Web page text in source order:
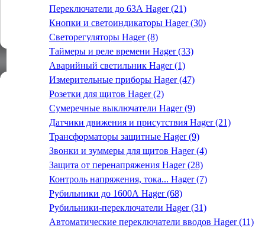
Переключатели до 63А Hager (21)
Кнопки и светоиндикаторы Hager (30)
Светорегуляторы Hager (8)
Таймеры и реле времени Hager (33)
Аварийный светильник Hager (1)
Измерительные приборы Hager (47)
Розетки для щитов Hager (2)
Сумеречные выключатели Hager (9)
Датчики движения и присутствия Hager (21)
Трансформаторы защитные Hager (9)
Звонки и зуммеры для щитов Hager (4)
Защита от перенапряжения Hager (28)
Контроль напряжения, тока... Hager (7)
Рубильники до 1600А Hager (68)
Рубильники-переключатели Hager (31)
Автоматические переключатели вводов Hager (11)